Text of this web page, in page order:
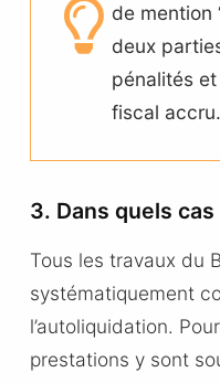
de mention
deux
pénalités
fiscal accru.
3. Dans quels
Tous les travaux du
systématiquement
l’autoliquidation.
prestations y sont